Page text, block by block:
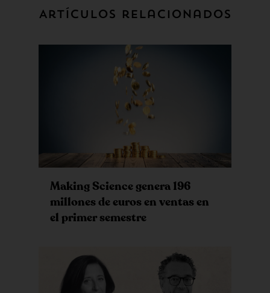
Artículos relacionados
Making Science genera 196
millones de euros en ventas en
el primer semestre